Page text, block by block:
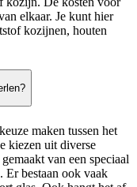
elkaar. Je kunt hier
kozijnen, houten
maken tussen het
kiezen uit diverse
van een speciaal
Er bestaan ook vaak